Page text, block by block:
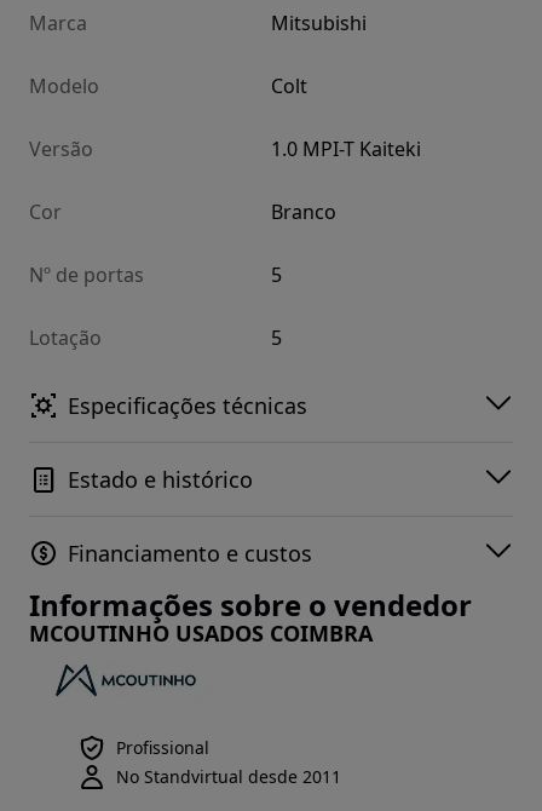
Marca Mitsubishi
Modelo Colt
Versão 1.0 MPI-T Kaiteki
Cor Branco
Nº de portas 5
Lotação 5
Especificações técnicas
Estado e histórico
Financiamento e custos
Informações sobre o vendedor
MCOUTINHO USADOS COIMBRA
Profissional
No Standvirtual desde 2011